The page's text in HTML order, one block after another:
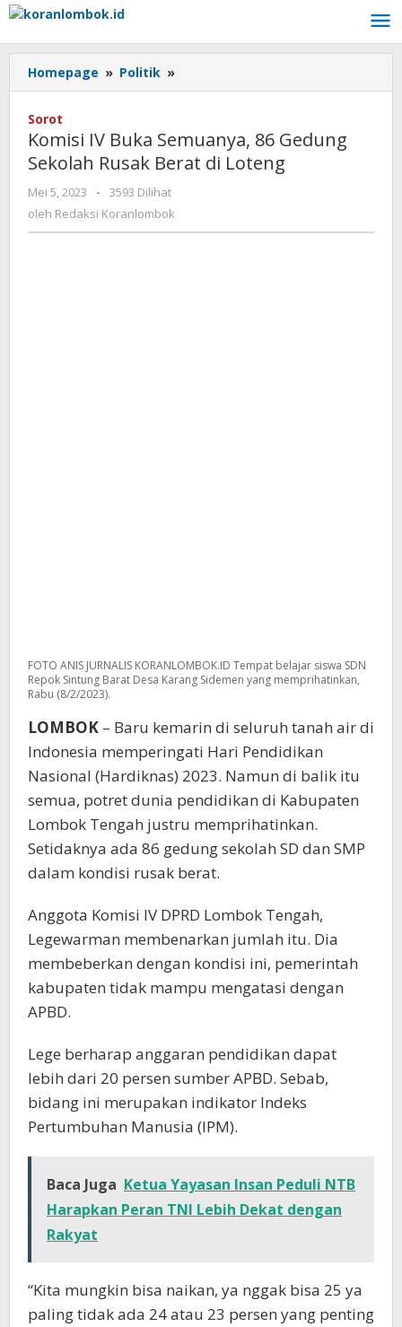
Lewati
konten
Homepage » Politik »
IV
86
Gedung
Sorot
Komisi IV Buka Semuanya, 86 Gedung
Sekolah Rusak Berat di Loteng
Mei 5, 2023
oleh
Redaksi
-
3593 Dilihat
oleh Redaksi Koranlombok
FOTO ANIS JURNALIS KORANLOMBOK.ID Tempat belajar siswa SDN
Repok Sintung Barat Desa Karang Sidemen yang memprihatinkan,
Rabu (8/2/2023).
LOMBOK – Baru kemarin di seluruh tanah air di
Indonesia memperingati Hari Pendidikan
Nasional (Hardiknas) 2023. Namun di balik itu
semua, potret dunia pendidikan di Kabupaten
Lombok Tengah justru memprihatinkan.
Setidaknya ada 86 gedung sekolah SD dan SMP
dalam kondisi rusak berat.
Anggota Komisi IV DPRD Lombok Tengah,
Legewarman membenarkan jumlah itu. Dia
membeberkan dengan kondisi ini, pemerintah
kabupaten tidak mampu mengatasi dengan
APBD.
Lege berharap anggaran pendidikan dapat
lebih dari 20 persen sumber APBD. Sebab,
bidang ini merupakan indikator Indeks
Pertumbuhan Manusia (IPM).
Baca Juga Ketua Yayasan Insan Peduli NTB
Harapkan Peran TNI Lebih Dekat dengan
Rakyat
“Kita mungkin bisa naikan, ya nggak bisa 25 ya
paling tidak ada 24 atau 23 persen yang penting